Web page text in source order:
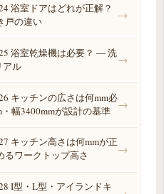
浴室ドアはどれが正解？
戸の違い
→
浴室乾燥機は必要？ ― 洗
アル
→
キッチンの広さは何mm必
幅3400mmが設計の基準
→
キッチン高さは何mmが正
ワークトップ高さ
→
I型・L型・アイランドキ